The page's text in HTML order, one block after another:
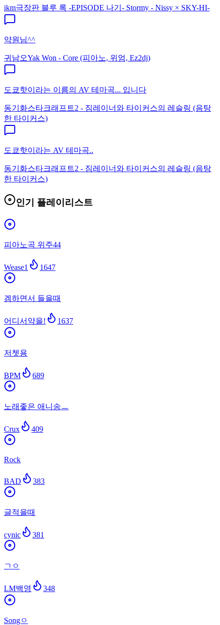
ikm극장판 블루 록 -EPISODE 나기- Stormy - Nissy × SKY-HI-
약원님^^
귀남오Yak Won - Core (피아노, 위엄, Ez2dj)
도쿄핫이라는 이름의 AV 테마곡... 입니다
동기화스타크래프트2 - 짐레이너와 타이커스의 레슬링 (음탕
한 타이커스)
도쿄핫이라는 AV 테마곡..
동기화스타크래프트2 - 짐레이너와 타이커스의 레슬링 (음탕
한 타이커스)
인기 플레이리스트
피아노곡 위주44
Wease1 1647
겜하면서 들을때
어디서약을! 1637
저쳇용
BPM 689
노래좋은 애니송ㅡ
Crux 409
Rock
BAD 383
글적을때
cynic 381
ㄱㅇ
LM백영 348
Songㅇ